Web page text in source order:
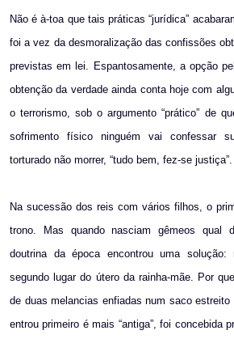
Não é à-toa que tais práticas “jurídica”
foi a vez da desmoralização das confissões
previstas em lei. Espantosamente, a opção
obtenção da verdade ainda conta hoje com
o terrorismo, sob o argumento “prático” de
sofrimento físico ninguém vai confessar
torturado não morrer, “tudo bem, fez-se justiça”.
Na sucessão dos reis com vários filhos, o
trono. Mas quando nasciam gêmeos qual
doutrina da época encontrou uma
segundo lugar do útero da rainha-mãe. Por
de duas melancias enfiadas num saco
entrou primeiro é mais “antiga”, foi concebida